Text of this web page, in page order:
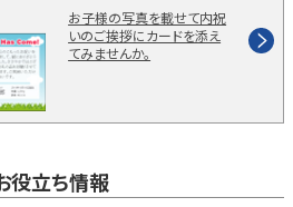
お子様の写真を載せて内祝
いのご挨拶にカードを添え
てみませんか。
役立ち情報